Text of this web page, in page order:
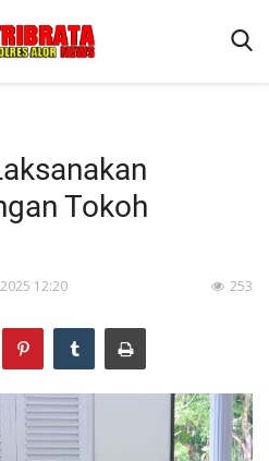
Tokoh
12:20 253